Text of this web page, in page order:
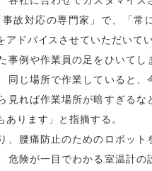
故対応の専門家」で、「常
ドバイスさせていただいて
例や作業員の足をひいてし
同じ場所で作業していると、
見れば作業場所が暗すぎるな
ります」と指摘する。
腰痛防止のためのロボット
険が一目でわかる室温計の